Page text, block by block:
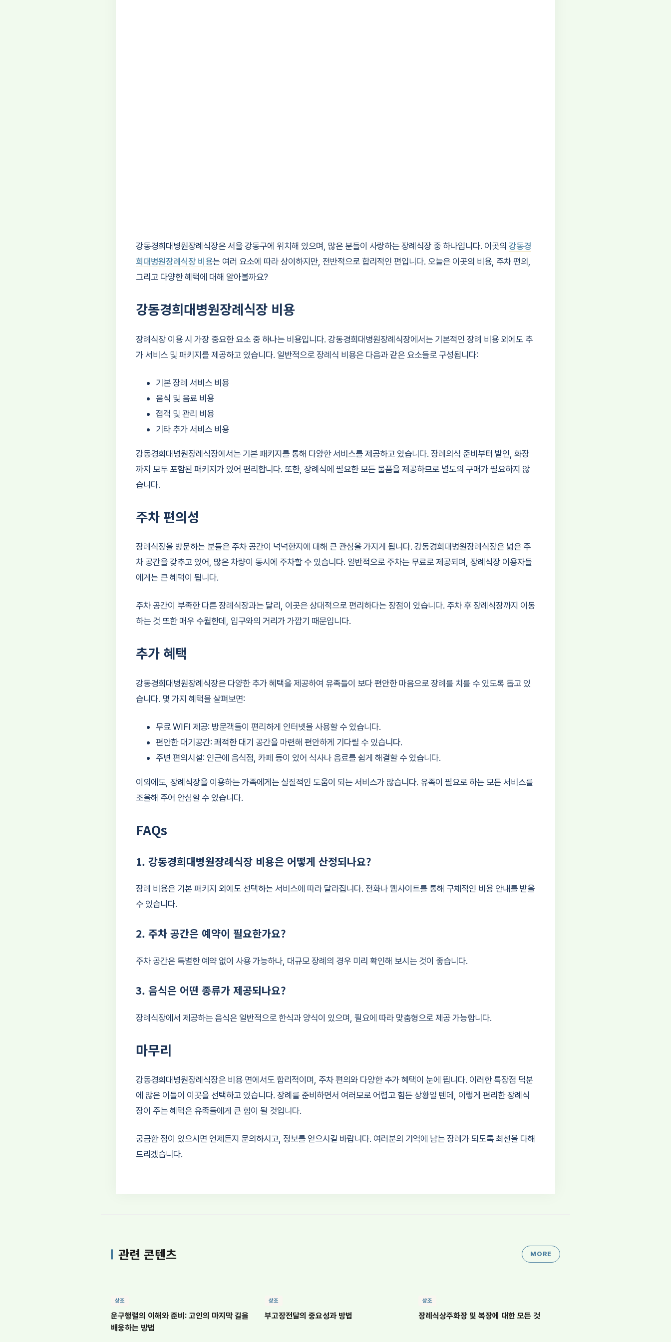
강동경희대병원장례식장은 서울 강동구에 위치해 있으며, 많은 분들이 사랑하는 장례식장 중 하나입니다. 이곳의 강동경
희대병원장례식장 비용는 여러 요소에 따라 상이하지만, 전반적으로 합리적인 편입니다. 오늘은 이곳의 비용, 주차 편의,
그리고 다양한 혜택에 대해 알아볼까요?
강동경희대병원장례식장 비용
장례식장 이용 시 가장 중요한 요소 중 하나는 비용입니다. 강동경희대병원장례식장에서는 기본적인 장례 비용 외에도 추
가 서비스 및 패키지를 제공하고 있습니다. 일반적으로 장례식 비용은 다음과 같은 요소들로 구성됩니다:
기본 장례 서비스 비용
음식 및 음료 비용
접객 및 관리 비용
기타 추가 서비스 비용
강동경희대병원장례식장에서는 기본 패키지를 통해 다양한 서비스를 제공하고 있습니다. 장례의식 준비부터 발인, 화장
까지 모두 포함된 패키지가 있어 편리합니다. 또한, 장례식에 필요한 모든 물품을 제공하므로 별도의 구매가 필요하지 않
습니다.
주차 편의성
장례식장을 방문하는 분들은 주차 공간이 넉넉한지에 대해 큰 관심을 가지게 됩니다. 강동경희대병원장례식장은 넓은 주
차 공간을 갖추고 있어, 많은 차량이 동시에 주차할 수 있습니다. 일반적으로 주차는 무료로 제공되며, 장례식장 이용자들
에게는 큰 혜택이 됩니다.
주차 공간이 부족한 다른 장례식장과는 달리, 이곳은 상대적으로 편리하다는 장점이 있습니다. 주차 후 장례식장까지 이동
하는 것 또한 매우 수월한데, 입구와의 거리가 가깝기 때문입니다.
추가 혜택
강동경희대병원장례식장은 다양한 추가 혜택을 제공하여 유족들이 보다 편안한 마음으로 장례를 치를 수 있도록 돕고 있
습니다. 몇 가지 혜택을 살펴보면:
무료 WIFI 제공: 방문객들이 편리하게 인터넷을 사용할 수 있습니다.
편안한 대기공간: 쾌적한 대기 공간을 마련해 편안하게 기다릴 수 있습니다.
주변 편의시설: 인근에 음식점, 카페 등이 있어 식사나 음료를 쉽게 해결할 수 있습니다.
이외에도, 장례식장을 이용하는 가족에게는 실질적인 도움이 되는 서비스가 많습니다. 유족이 필요로 하는 모든 서비스를
조율해 주어 안심할 수 있습니다.
FAQs
1. 강동경희대병원장례식장 비용은 어떻게 산정되나요?
장례 비용은 기본 패키지 외에도 선택하는 서비스에 따라 달라집니다. 전화나 웹사이트를 통해 구체적인 비용 안내를 받을
수 있습니다.
2. 주차 공간은 예약이 필요한가요?
주차 공간은 특별한 예약 없이 사용 가능하나, 대규모 장례의 경우 미리 확인해 보시는 것이 좋습니다.
3. 음식은 어떤 종류가 제공되나요?
장례식장에서 제공하는 음식은 일반적으로 한식과 양식이 있으며, 필요에 따라 맞춤형으로 제공 가능합니다.
마무리
강동경희대병원장례식장은 비용 면에서도 합리적이며, 주차 편의와 다양한 추가 혜택이 눈에 띕니다. 이러한 특장점 덕분
에 많은 이들이 이곳을 선택하고 있습니다. 장례를 준비하면서 여러모로 어렵고 힘든 상황일 텐데, 이렇게 편리한 장례식
장이 주는 혜택은 유족들에게 큰 힘이 될 것입니다.
궁금한 점이 있으시면 언제든지 문의하시고, 정보를 얻으시길 바랍니다. 여러분의 기억에 남는 장례가 되도록 최선을 다해
드리겠습니다.
관련 콘텐츠 MORE
상조
운구행렬의 이해와 준비: 고인의 마지막 길을
배웅하는 방법
상조
부고장전달의 중요성과 방법
상조
장례식상주화장 및 복장에 대한 모든 것